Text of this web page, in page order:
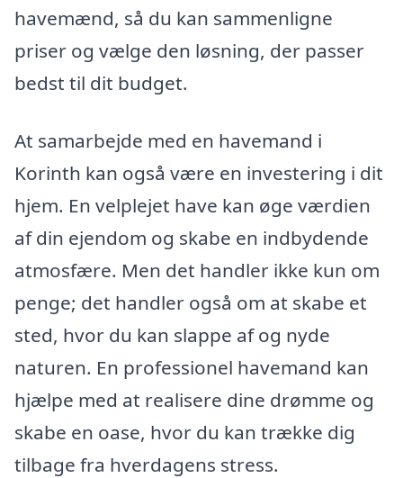
havemænd, så du kan sammenligne
priser og vælge den løsning, der passer
bedst til dit budget.
At samarbejde med en havemand i
Korinth kan også være en investering i dit
hjem. En velplejet have kan øge værdien
af din ejendom og skabe en indbydende
atmosfære. Men det handler ikke kun om
penge; det handler også om at skabe et
sted, hvor du kan slappe af og nyde
naturen. En professionel havemand kan
hjælpe med at realisere dine drømme og
skabe en oase, hvor du kan trække dig
tilbage fra hverdagens stress.